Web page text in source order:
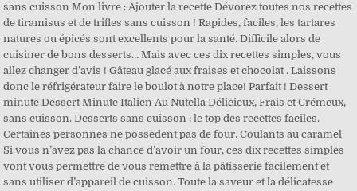
sans cuisson Mon livre : Ajouter la recette Dévorez toutes nos recettes
de tiramisus et de trifles sans cuisson ! Rapides, faciles, les tartares
natures ou épicés sont excellents pour la santé. Difficile alors de
cuisiner de bons desserts… Mais avec ces dix recettes simples, vous
allez changer d’avis ! Gâteau glacé aux fraises et chocolat . Laissons
donc le réfrigérateur faire le boulot à notre place! Parfait ! Dessert
minute Dessert Minute Italien Au Nutella Délicieux, Frais et Crémeux,
sans cuisson. Desserts sans cuisson : le top des recettes faciles.
Certaines personnes ne possèdent pas de four. Coulants au caramel
Si vous n’avez pas la chance d’avoir un four, ces dix recettes simples
vont vous permettre de vous remettre à la pâtisserie facilement et
sans utiliser d’appareil de cuisson. Toute la saveur et la délicatesse